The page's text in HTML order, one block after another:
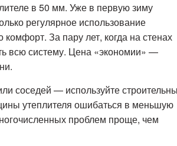
в 50 мм. Уже в первую зиму
регулярное использование
комфорт. За пару лет, когда на стенах
всю систему. Цена «экономии» —
соседей — используйте
утеплителя ошибаться в меньшую
проблем проще, чем